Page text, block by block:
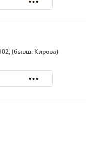
(бывш. Кирова)